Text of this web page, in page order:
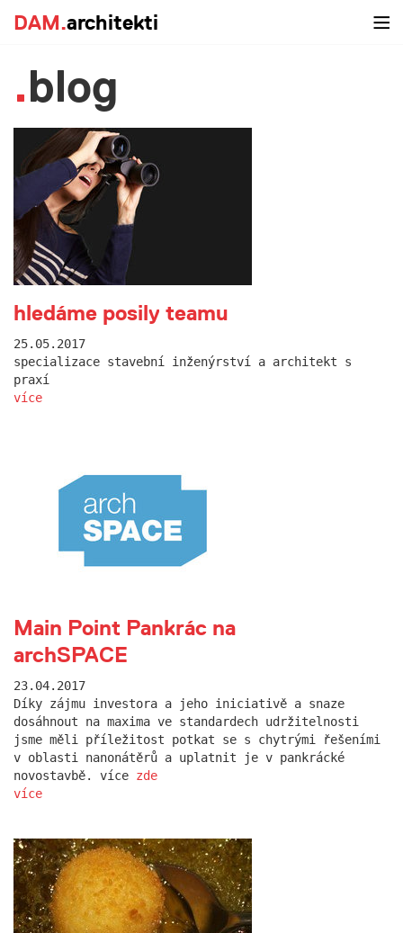
DAM.architekti
blog
hledáme posily teamu
25.05.2017
specializace stavební inženýrství a architekt s
praxí
více
Main Point Pankrác na
archSPACE
23.04.2017
Díky zájmu investora a jeho iniciativě a snaze
dosáhnout na maxima ve standardech udržitelnosti
jsme měli příležitost potkat se s chytrými řešeními
v oblasti nanonátěrů a uplatnit je v pankrácké
novostavbě. více zde
více